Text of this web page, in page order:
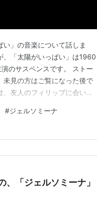
」の音楽について話しま
「太陽がいっぱい」は1960
のサスペンスです。 ストー
未見の方はご覧になった後で
友人のフィリップに会いに
リップは金持ちの放蕩息
#ジェルソミーナ
「ジェルソミーナ」